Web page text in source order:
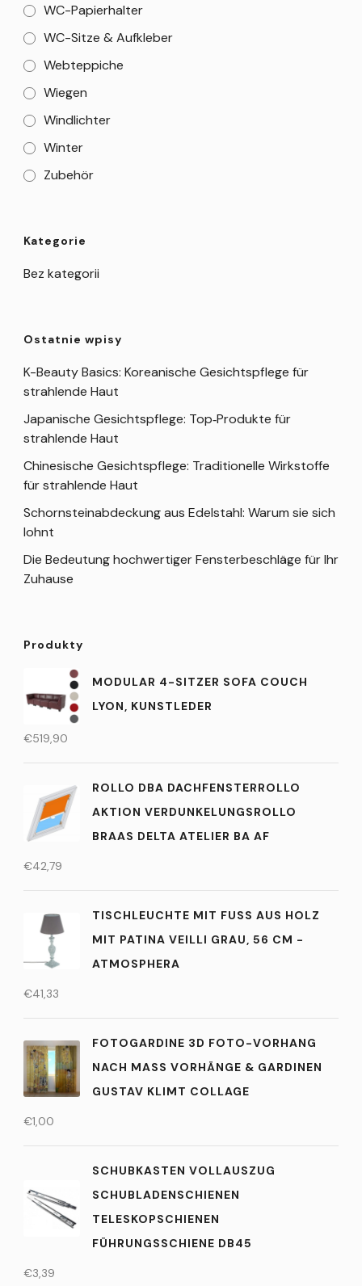
WC-Papierhalter
WC-Sitze & Aufkleber
Webteppiche
Wiegen
Windlichter
Winter
Zubehör
Kategorie
Bez kategorii
Ostatnie wpisy
K-Beauty Basics: Koreanische Gesichtspflege für
strahlende Haut
Japanische Gesichtspflege: Top‑Produkte für
strahlende Haut
Chinesische Gesichtspflege: Traditionelle Wirkstoffe
für strahlende Haut
Schornsteinabdeckung aus Edelstahl: Warum sie sich
lohnt
Die Bedeutung hochwertiger Fensterbeschläge für Ihr
Zuhause
Produkty
MODULAR 4-SITZER SOFA COUCH
LYON, KUNSTLEDER
€519,90
ROLLO DBA DACHFENSTERROLLO
AKTION VERDUNKELUNGSROLLO
BRAAS DELTA ATELIER BA AF
€42,79
TISCHLEUCHTE MIT FUSS AUS HOLZ M
IT PATINA VEILLI GRAU, 56 CM - A
TMOSPHERA
€41,33
FOTOGARDINE 3D FOTO-VORHANG
NACH MASS VORHÄNGE & GARDINEN G
USTAV KLIMT COLLAGE
€1,00
SCHUBKASTEN VOLLAUSZUG
SCHUBLADENSCHIENEN
TELESKOPSCHIENEN
FÜHRUNGSSCHIENE DB45
€3,39